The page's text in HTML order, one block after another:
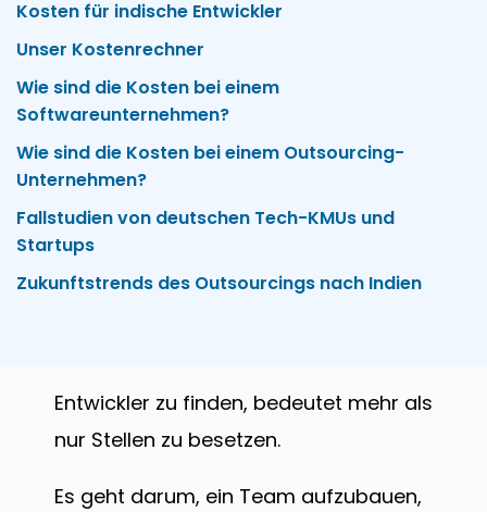
Kosten für indische Entwickler
Unser Kostenrechner
Wie sind die Kosten bei einem
Softwareunternehmen?
Wie sind die Kosten bei einem Outsourcing-
Unternehmen?
Fallstudien von deutschen Tech-KMUs und
Startups
Zukunftstrends des Outsourcings nach Indien
Entwickler zu finden, bedeutet mehr als
nur Stellen zu besetzen.
Es geht darum, ein Team aufzubauen,